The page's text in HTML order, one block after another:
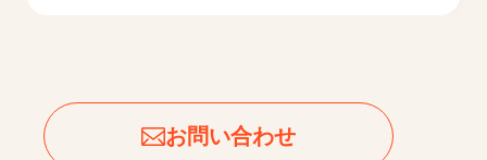
お問い合わせ